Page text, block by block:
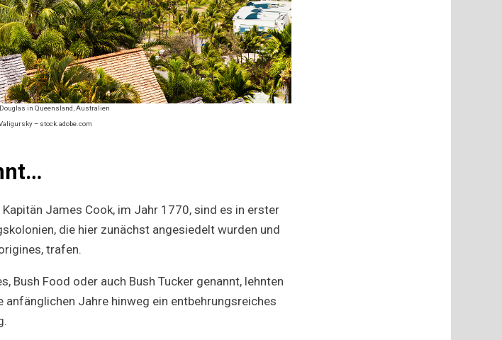
in Queensland, Australien
– stock.adobe.com
James Cook, im Jahr 1770, sind es in erster
die hier zunächst angesiedelt wurden und
trafen.
Bush Food oder auch Bush Tucker genannt, lehnten
Jahre hinweg ein entbehrungsreiches